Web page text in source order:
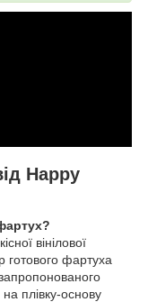
Happy
вінілової
готового фартуха
плівку-основу